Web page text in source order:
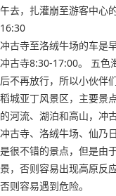
午去，扎灌崩至游客中心
16:30
冲古寺至洛绒牛场的车是
冲古寺8:30-17:00。 五色
后不再放行，所以小伙伴
稻城亚丁风景区，主要景
的河流、湖泊和高山，冲
冲古寺、洛绒牛场、仙乃
是很不错的景点，但是由
景，否则容易出现高原反
否则容易遇到危险。